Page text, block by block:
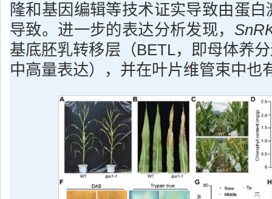
隆和基因编辑等技术证实导致由蛋白
导致。进一步的表达分析发现，
基底胚乳转移层（BETL，即母体养
中高量表达），并在叶片维管束中也